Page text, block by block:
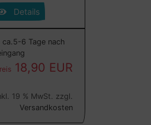
Details
ca.5-6 Tage nach
18,90 EUR
19 % MwSt. zzgl.
Versandkosten